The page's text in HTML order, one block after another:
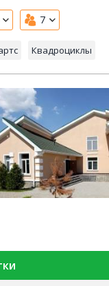
7
Квадроциклы